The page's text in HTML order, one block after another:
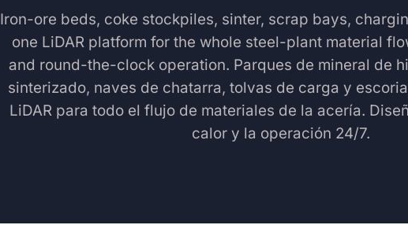
Iron-ore beds, coke stockpiles, sinter, scrap bays,
one LiDAR platform for the whole steel-plant material
and round-the-clock operation. Parques de mineral de
sinterizado, naves de chatarra, tolvas de carga y
LiDAR para todo el flujo de materiales de la acería.
calor y la operación 24/7.